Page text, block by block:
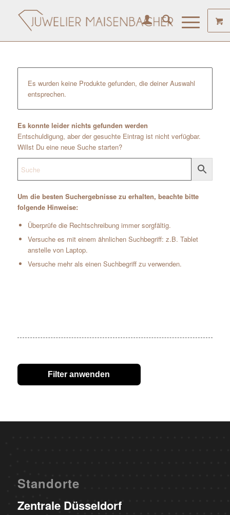
Es wurden keine Produkte gefunden, die deiner Auswahl
entsprechen.
Es konnte leider nichts gefunden werden
Entschuldigung, aber der gesuchte Eintrag ist nicht verfügbar.
Willst Du eine neue Suche starten?
Um die besten Suchergebnisse zu erhalten, beachte bitte
folgende Hinweise:
Überprüfe die Rechtschreibung immer sorgfältig.
Versuche es mit einem ähnlichen Suchbegriff: z.B. Tablet
anstelle von Laptop.
Versuche mehr als einen Suchbegriff zu verwenden.
Filter anwenden
Standorte
Zentrale Düsseldorf